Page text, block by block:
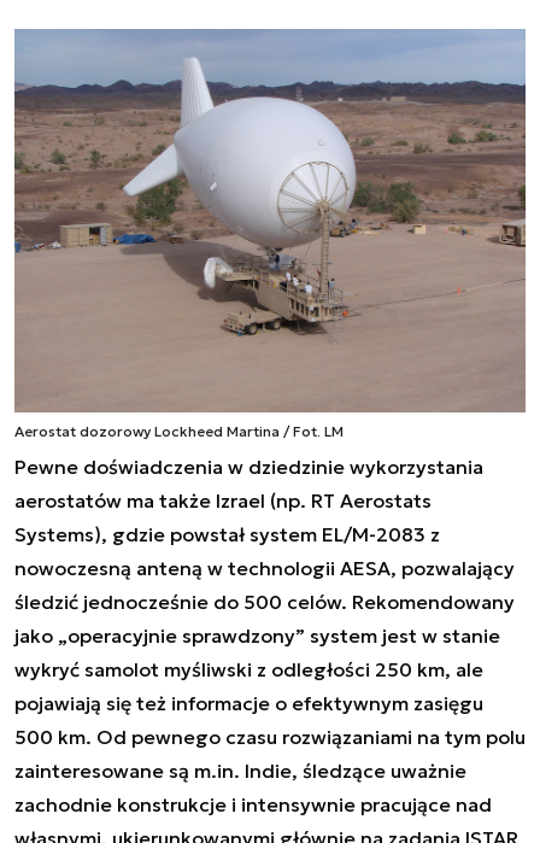
Aerostat dozorowy Lockheed Martina / Fot. LM
Pewne doświadczenia w dziedzinie wykorzystania
aerostatów ma także Izrael (np. RT Aerostats
Systems), gdzie powstał system EL/M-2083 z
nowoczesną anteną w technologii AESA, pozwalający
śledzić jednocześnie do 500 celów. Rekomendowany
jako „operacyjnie sprawdzony” system jest w stanie
wykryć samolot myśliwski z odległości 250 km, ale
pojawiają się też informacje o efektywnym zasięgu
500 km. Od pewnego czasu rozwiązaniami na tym polu
zainteresowane są m.in. Indie, śledzące uważnie
zachodnie konstrukcje i intensywnie pracujące nad